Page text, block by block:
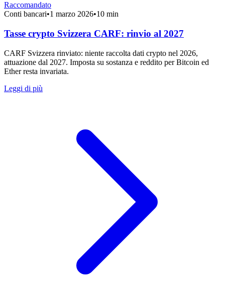
Raccomandato
Conti bancari•1 marzo 2026•10 min
Tasse crypto Svizzera CARF: rinvio al 2027
CARF Svizzera rinviato: niente raccolta dati crypto nel 2026,
attuazione dal 2027. Imposta su sostanza e reddito per Bitcoin ed
Ether resta invariata.
Leggi di più